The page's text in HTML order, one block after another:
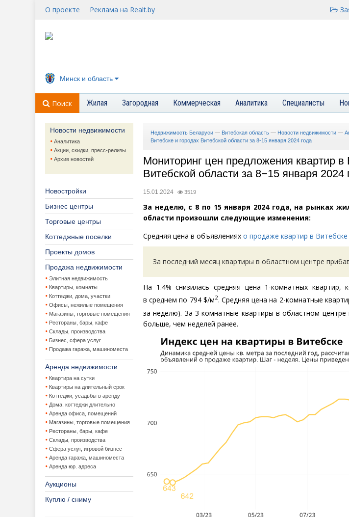
О проекте Реклама на Realt.by
Минск и область
Поиск Жилая Загородная Коммерческая Аналитика Специалисты
Новости недвижимости
Аналитика
Акции, скидки, пресс-релизы
Архив новостей
Новостройки
Бизнес центры
Торговые центры
Коттеджные поселки
Проекты домов
Продажа недвижимости
Элитная недвижимость
Квартиры, комнаты
Коттеджи, дома, участки
Офисы, нежилые помещения
Магазины, торговые помещения
Рестораны, бары, кафе
Склады, производства
Бизнес, сфера услуг
Продажа гаража, машиноместа
Аренда недвижимости
Квартира на сутки
Квартиры на длительный срок
Коттеджи, усадьбы в аренду
Дома, коттеджи длительно
Аренда офиса, помещений
Магазины, торговые помещения
Рестораны, бары, кафе
Склады, производства
Сфера услуг, игровой бизнес
Аренда гаража, машиноместа
Аренда юр. адреса
Аукционы
Куплю / сниму
Недвижимость Беларуси — Витебская область — Новости недвижимости —
Витебске и городах Витебской области за 8-15 января 2024 года
Мониторинг цен предложения квартир в
Витебской области за 8−15 января 2024
15.01.2024 3519
За неделю, с 8 по 15 января 2024 года, на рынках
области произошли следующие изменения:
Средняя цена в объявлениях о продаже квартир в Витебске
За последний месяц квартиры в областном центре
На 1.4% снизилась средняя цена 1-комнатных
в среднем по 794 $/м2. Средняя цена на 2-комнатные
за неделю). За 3-комнатные квартиры в областном
больше, чем неделей ранее.